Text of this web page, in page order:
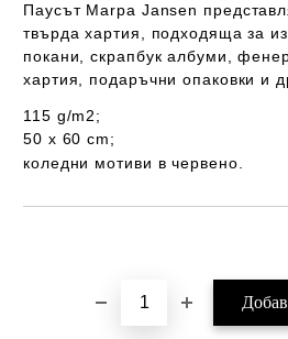
Паусът Marpa Jansen
твърда хартия, подходяща за
покани, скрапбук албуми,
хартия, подаръчни опаковки и
115 g/m2;
50 x 60 cm;
коледни мотиви в червено.